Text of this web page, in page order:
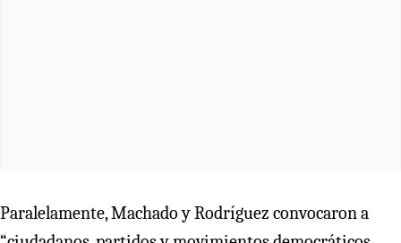
Paralelamente, Machado y Rodríguez convocaron a